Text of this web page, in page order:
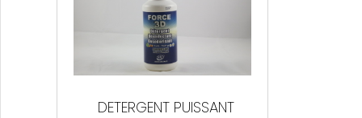
DETERGENT PUISSANT